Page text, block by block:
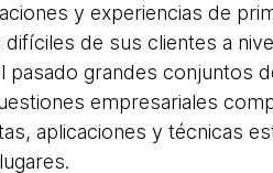
y experiencias de
de sus clientes a
pasado grandes conjuntos
empresariales
aplicaciones y técnicas